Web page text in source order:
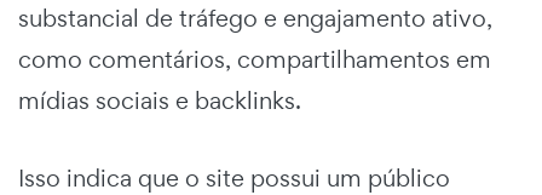
substancial de tráfego e engajamento ativo,
como comentários, compartilhamentos em
mídias sociais e backlinks.
Isso indica que o site possui um público